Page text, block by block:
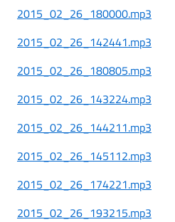
2015_02_26_180000.mp3
2015_02_26_142441.mp3
2015_02_26_180805.mp3
2015_02_26_143224.mp3
2015_02_26_144211.mp3
2015_02_26_145112.mp3
2015_02_26_174221.mp3
2015_02_26_193215.mp3